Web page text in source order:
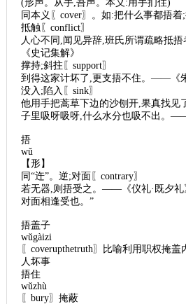
(形声。从手,吾声。本义:用手扪住)
同本义〖cover〗。如:把什么事都捂
抵触〖conflict〗
人心不同,闻见异辞,班氏所谓疏略抵
《史记集解》
撑持;斜拄〖support〗
到得这家计坏了,更支捂不住。——《
没入;陷入〖sink〗
他用手把蒿草下边的沙刨开,果真找见
子里吸呀吸呀,什么水分也吸不出。
捂
wǔ
【形】
同“迕”。逆;对面〖contrary〗
若无器,则捂受之。——《仪礼·既夕礼
对面相逢受也。”
捂盖子
wǔgàizi
〖coverupthetruth〗比喻利用职权掩
人坏事
捂住
wǔzhù
〖bury〗掩蔽